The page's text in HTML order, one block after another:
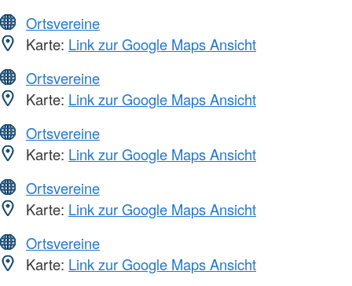
Ortsvereine
Karte: Link zur Google Maps Ansicht
Ortsvereine
Karte: Link zur Google Maps Ansicht
Ortsvereine
Karte: Link zur Google Maps Ansicht
Ortsvereine
Karte: Link zur Google Maps Ansicht
Ortsvereine
Karte: Link zur Google Maps Ansicht